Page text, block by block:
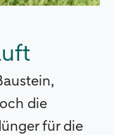
die
für die